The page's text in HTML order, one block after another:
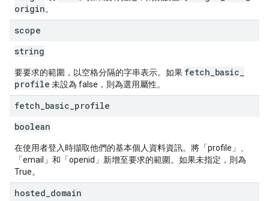
origin。
scope
string
要要求的範圍，以空格分隔的字串表示。如果 fetch basic
profile 未設為 false，則為選用屬性。
fetch basic profile
boolean
在使用者登入時擷取他們的基本個人資料資訊。將「profile」、
「email」和「openid」新增至要求的範圍。如果未指定，則為
True。
hosted domain